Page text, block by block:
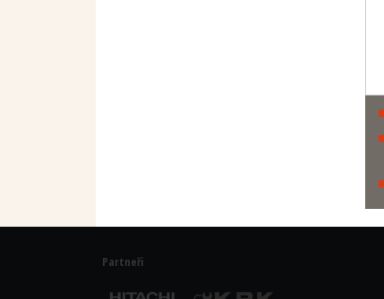
Partneři